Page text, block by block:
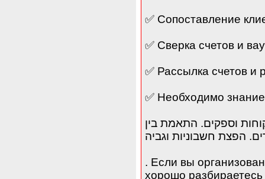
✅ Сопоставление
✅ Сверка счетов и
✅ Рассылка счетов и
✅ Необходимо
התאמת לקוחות וספקים. התאמת בין
הפצת חשבוניות וגביה
. Если вы
хорошо